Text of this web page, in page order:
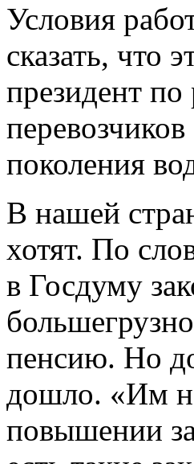
Условия
сказать, что
президент
поколения
В нашей
хотят. По
в Госдуму
пенсию. Но
дошло. «Им
повышении